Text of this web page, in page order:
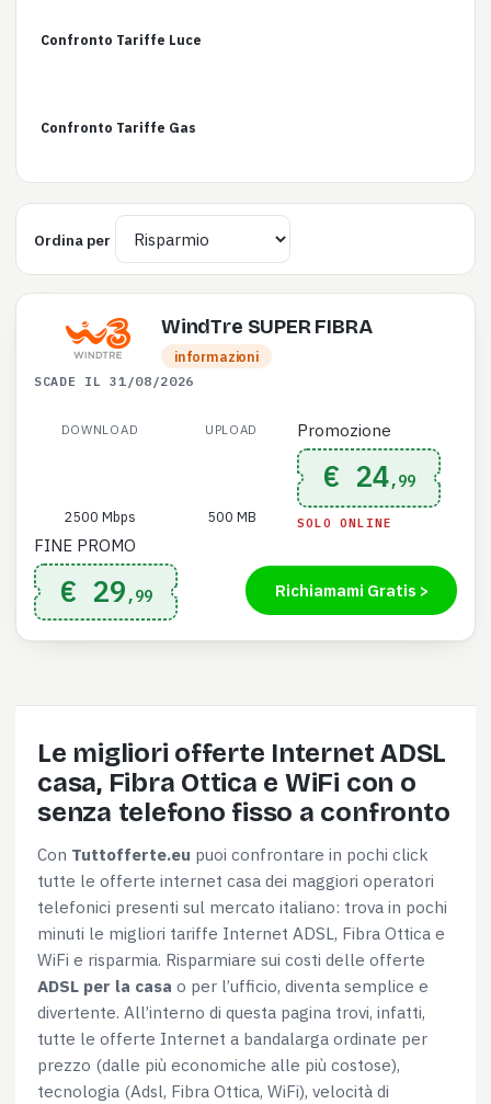
Confronto Tariffe Luce
Confronto Tariffe Gas
Ordina per
WindTre SUPER FIBRA
informazioni
SCADE IL 31/08/2026
DOWNLOAD
2500 Mbps
UPLOAD
500 MB
Promozione
€ 24,99
SOLO ONLINE
FINE PROMO
€ 29 ,99 Richiamami Gratis >
Le migliori offerte Internet ADSL
casa, Fibra Ottica e WiFi con o
senza telefono fisso a confronto
Con Tuttofferte.eu puoi confrontare in pochi click
tutte le offerte internet casa dei maggiori operatori
telefonici presenti sul mercato italiano: trova in pochi
minuti le migliori tariffe Internet ADSL, Fibra Ottica e
WiFi e risparmia. Risparmiare sui costi delle offerte
ADSL per la casa o per l’ufficio, diventa semplice e
divertente. All’interno di questa pagina trovi, infatti,
tutte le offerte Internet a bandalarga ordinate per
prezzo (dalle più economiche alle più costose),
tecnologia (Adsl, Fibra Ottica, WiFi), velocità di